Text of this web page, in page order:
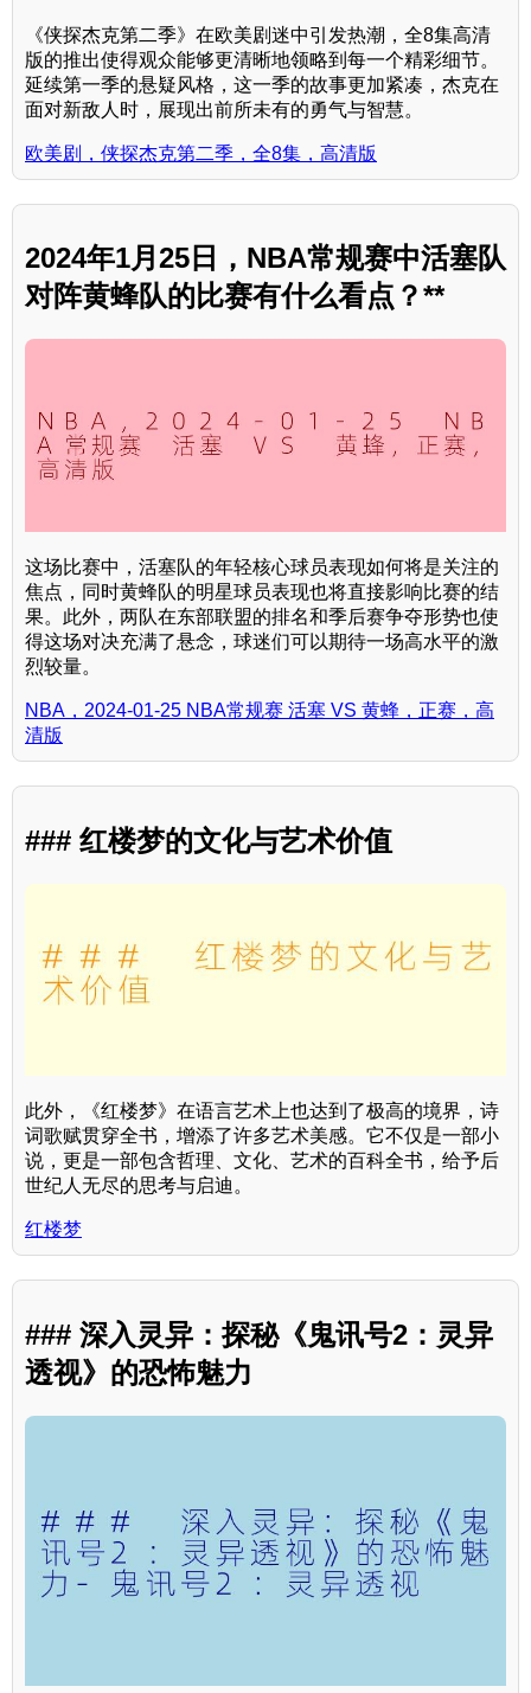
《侠探杰克第二季》在欧美剧迷中引发热潮，全8集高清
版的推出使得观众能够更清晰地领略到每一个精彩细节。
延续第一季的悬疑风格，这一季的故事更加紧凑，杰克在
面对新敌人时，展现出前所未有的勇气与智慧。
欧美剧，侠探杰克第二季，全8集，高清版
2024年1月25日，NBA常规赛中活塞队
对阵黄蜂队的比赛有什么看点？**
这场比赛中，活塞队的年轻核心球员表现如何将是关注的
焦点，同时黄蜂队的明星球员表现也将直接影响比赛的结
果。此外，两队在东部联盟的排名和季后赛争夺形势也使
得这场对决充满了悬念，球迷们可以期待一场高水平的激
烈较量。
NBA，2024-01-25 NBA常规赛 活塞 VS 黄蜂，正赛，高
清版
### 红楼梦的文化与艺术价值
此外，《红楼梦》在语言艺术上也达到了极高的境界，诗
词歌赋贯穿全书，增添了许多艺术美感。它不仅是一部小
说，更是一部包含哲理、文化、艺术的百科全书，给予后
世纪人无尽的思考与启迪。
红楼梦
### 深入灵异：探秘《鬼讯号2：灵异
透视》的恐怖魅力